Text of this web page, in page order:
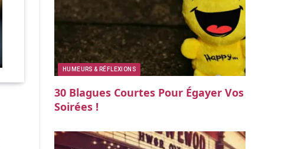
HUMEURS & RÉFLEXIONS
30 Blagues Courtes Pour Égayer Vos
Soirées !